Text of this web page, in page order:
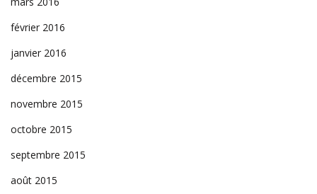
février 2016
janvier 2016
décembre 2015
novembre 2015
octobre 2015
septembre 2015
août 2015